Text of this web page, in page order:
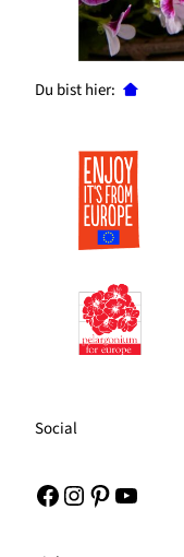
Du bist hier:
Social
Facebook Instagram Pinterest YouTube